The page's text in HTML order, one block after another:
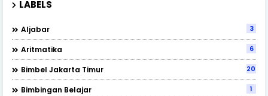
LABELS
Aljabar 3
Aritmatika 6
Bimbel Jakarta Timur 202
Bimbingan Belajar 1